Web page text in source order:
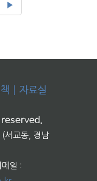
▶
자료실
reserved.
서교동, 경남
일 :